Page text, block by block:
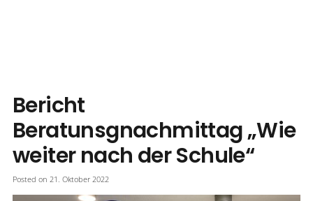
Bericht
Beratunsgnachmittag „Wie
weiter nach der Schule“
Posted on 21. Oktober 2022